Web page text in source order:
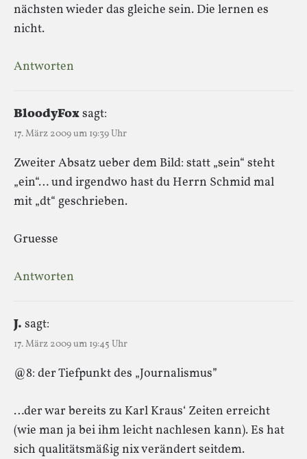
nächsten wieder das gleiche sein. Die lernen es
nicht.
Antworten
BloodyFoxsagt:
17. März 2009 um 19:39 Uhr
Zweiter Absatz ueber dem Bild: statt „sein“ steht
„ein“… und irgendwo hast du Herrn Schmid mal
mit „dt“ geschrieben.
Gruesse
Antworten
J. sagt:
17. März 2009 um 19:45 Uhr
@8: der Tiefpunkt des „Journalismus”
…der war bereits zu Karl Kraus‘ Zeiten erreicht
(wie man ja bei ihm leicht nachlesen kann). Es hat
sich qualitätsmäßig nix verändert seitdem.